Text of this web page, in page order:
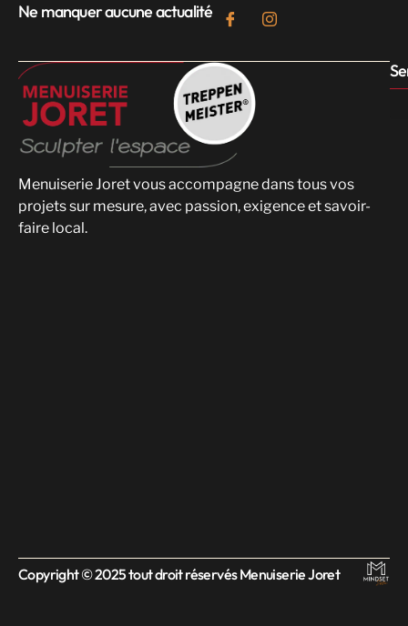
Ne manquer aucune actualité
Menuiserie Joret vous accompagne dans tous vos
projets sur mesure, avec passion, exigence et savoir-
faire local.
Copyright © 2025 tout droit réservés Menuiserie Joret